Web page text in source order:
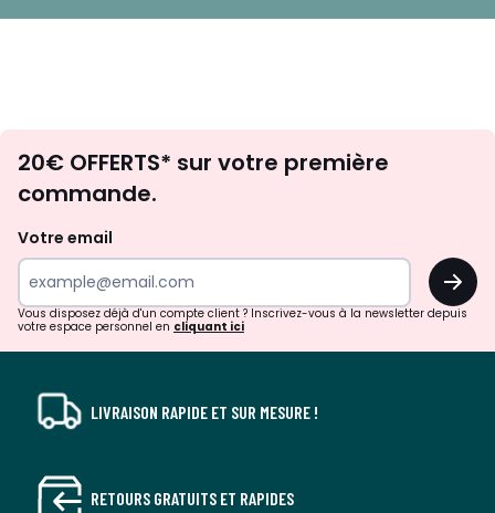
d'inspirations
surprises?
20€ OFFERTS* sur votre première
commande.
Votre email
OK
Vous disposez déjà d'un compte client ? Inscrivez-vous à la newsletter depuis
votre espace personnel en cliquant ici
LIVRAISON RAPIDE ET SUR MESURE !
RETOURS GRATUITS ET RAPIDES